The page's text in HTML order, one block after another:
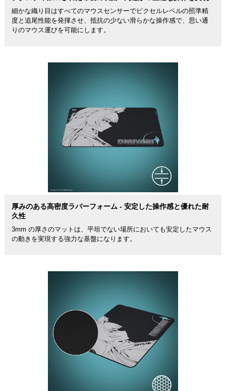
細かな織り目はすべてのマウスセンサーでピクセルレベルの照準精
度と追尾性能を発揮させ、抵抗の少ない滑らかな操作感で、思い通
りのマウス運びを可能にします。
厚みのある高密度ラバーフォーム - 安定した操作感と優れた耐
久性
3mm の厚さのマットは、平坦でない場所においても安定したマウス
の動きを実現する強力な基盤になります。